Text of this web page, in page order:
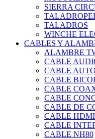
SIERRA
TALADROS
WINCHE
CABLES Y
ALAMBRE
CABLE
CABLE
CABLE
CABLE
CABLE
CABLE DE
CABLE HDMI
CABLE
CABLE NH80